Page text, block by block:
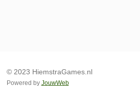
© 2023 HiemstraGames.nl
Powered by JouwWeb